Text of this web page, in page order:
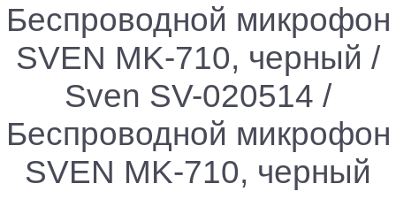
Беспроводной микрофон
SVEN MK-710, черный /
Sven SV-020514 /
Беспроводной микрофон
SVEN MK-710, черный